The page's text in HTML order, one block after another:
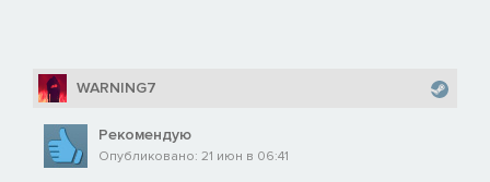
WARNING7
Рекомендую
Опубликовано: 21 июн в 06:41